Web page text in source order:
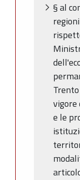
§ al
vigore
e le